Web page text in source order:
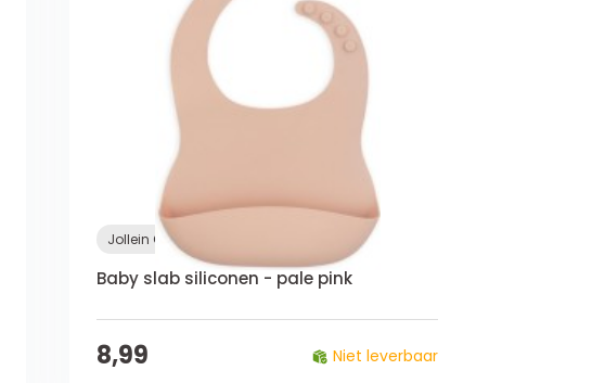
Jollein Outlet
Baby slab siliconen - pale pink
8,99 Niet leverbaar